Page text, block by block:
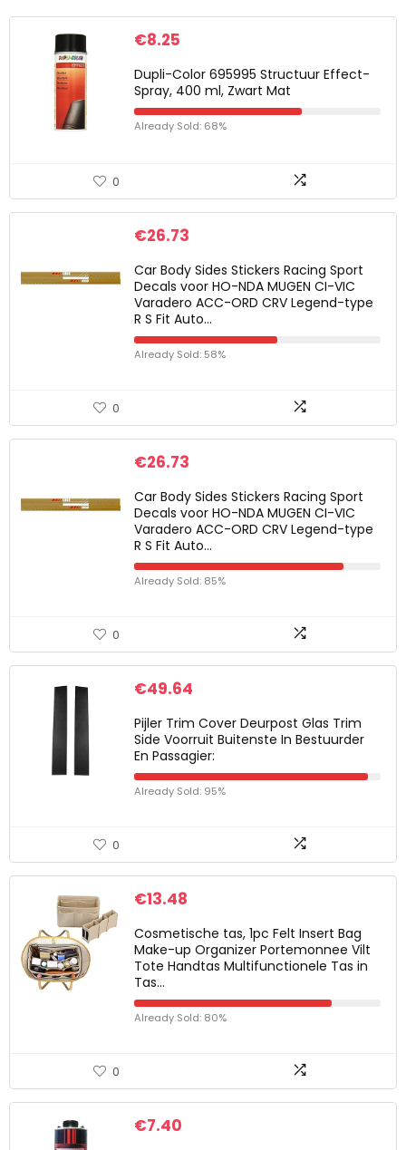
€8.25
Dupli-Color 695995 Structuur Effect-
Spray, 400 ml, Zwart Mat
Already Sold: 68%
0
€26.73
Car Body Sides Stickers Racing Sport
Decals voor HO-NDA MUGEN CI-VIC
Varadero ACC-ORD CRV Legend-type
R S Fit Auto…
Already Sold: 58%
0
€26.73
Car Body Sides Stickers Racing Sport
Decals voor HO-NDA MUGEN CI-VIC
Varadero ACC-ORD CRV Legend-type
R S Fit Auto…
Already Sold: 85%
0
€49.64
Pijler Trim Cover Deurpost Glas Trim
Side Voorruit Buitenste In Bestuurder
En Passagier:
Already Sold: 95%
0
€13.48
Cosmetische tas, 1pc Felt Insert Bag
Make-up Organizer Portemonnee Vilt
Tote Handtas Multifunctionele Tas in
Tas…
Already Sold: 80%
0
€7.40